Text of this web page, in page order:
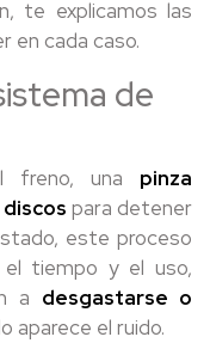
te explicamos las
en cada caso.
de
freno, una pinza
para detener
este proceso
el tiempo y el uso,
a desgastarse o
aparece el ruido.